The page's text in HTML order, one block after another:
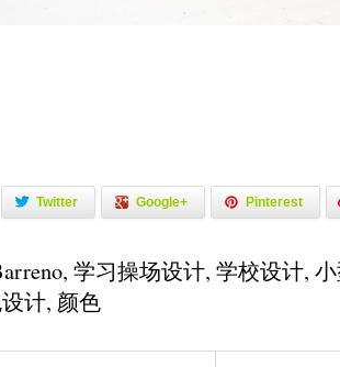
Twitter Google+ Pinterest
, 学习操场设计, 学校设计,
计, 颜色